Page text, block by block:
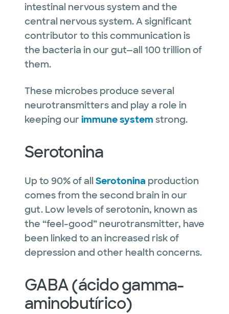
intestinal nervous system and the
central nervous system. A significant
contributor to this communication is
the bacteria in our gut—all 100 trillion of
them.
These microbes produce several
neurotransmitters and play a role in
keeping our immune system strong.
Serotonina
Up to 90% of all Serotonina production
comes from the second brain in our
gut. Low levels of serotonin, known as
the “feel-good” neurotransmitter, have
been linked to an increased risk of
depression and other health concerns.
GABA (ácido gamma-
aminobutírico)